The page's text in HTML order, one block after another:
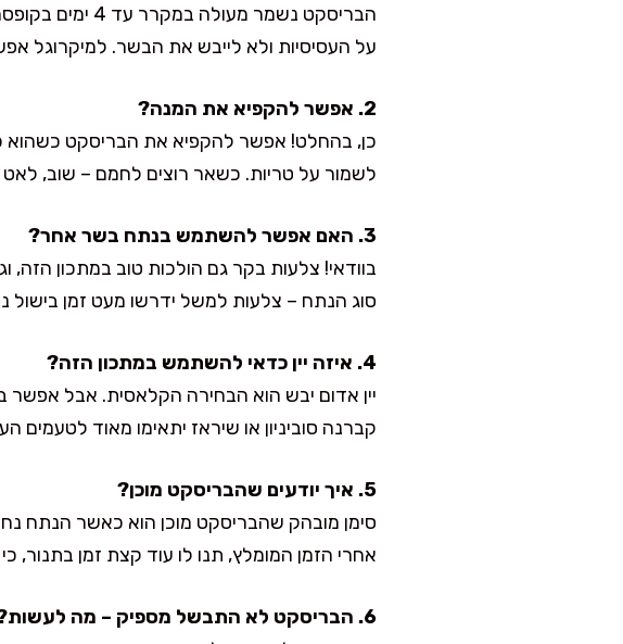
הבריסקט נשמר
על העסיסיות ולא לייבש את הבשר. למיקרוגל
2. אפשר להקפיא את המנה?
כן, בהחלט! אפשר להקפיא את הבריסקט כשהוא
לשמור על טריות. כשאר רוצים לחמם – שוב,
3. האם אפשר להשתמש בנתח בשר אחר?
בוודאי! צלעות בקר גם הולכות טוב במתכון הזה,
סוג הנתח – צלעות למשל ידרשו מעט זמן בישול
4. איזה יין כדאי להשתמש במתכון הזה?
יין אדום יבש הוא הבחירה הקלאסית. אבל אפשר
קברנה סוביניון או שיראז יתאימו מאוד לטעמים
5. איך יודעים שהבריסקט מוכן?
סימן מובהק שהבריסקט מוכן הוא כאשר הנתח
אחרי הזמן המומלץ, תנו לו עוד קצת זמן בתנור,
6. הבריסקט לא התבשל מספיק – מה לעשות?